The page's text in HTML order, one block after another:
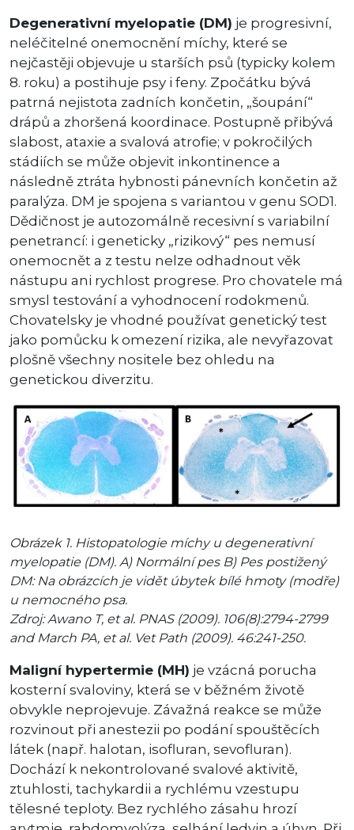
Degenerativní myelopatie (DM) je progresivní,
neléčitelné onemocnění míchy, které se
nejčastěji objevuje u starších psů (typicky kolem
8. roku) a postihuje psy i feny. Zpočátku bývá
patrná nejistota zadních končetin, „šoupání“
drápů a zhoršená koordinace. Postupně přibývá
slabost, ataxie a svalová atrofie; v pokročilých
stádiích se může objevit inkontinence a
následně ztráta hybnosti pánevních končetin až
paralýza. DM je spojena s variantou v genu SOD1.
Dědičnost je autozomálně recesivní s variabilní
penetrancí: i geneticky „rizikový“ pes nemusí
onemocnět a z testu nelze odhadnout věk
nástupu ani rychlost progrese. Pro chovatele má
smysl testování a vyhodnocení rodokmenů.
Chovatelsky je vhodné používat genetický test
jako pomůcku k omezení rizika, ale nevyřazovat
plošně všechny nositele bez ohledu na
genetickou diverzitu.
Obrázek 1. Histopatologie míchy u degenerativní
myelopatie (DM). A) Normální pes B) Pes postižený
DM: Na obrázcích je vidět úbytek bílé hmoty (modře)
u nemocného psa.
Zdroj: Awano T, et al. PNAS (2009). 106(8):2794-2799
and March PA, et al. Vet Path (2009). 46:241-250.
Maligní hypertermie (MH) je vzácná porucha
kosterní svaloviny, která se v běžném životě
obvykle neprojevuje. Závažná reakce se může
rozvinout při anestezii po podání spouštěcích
látek (např. halotan, isofluran, sevofluran).
Dochází k nekontrolované svalové aktivitě,
ztuhlosti, tachykardii a rychlému vzestupu
tělesné teploty. Bez rychlého zásahu hrozí